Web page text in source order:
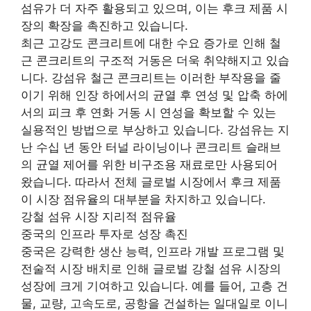
섬유가 더 자주 활용되고 있으며, 이는 후크 제품 시
장의 확장을 촉진하고 있습니다.
최근 고강도 콘크리트에 대한 수요 증가로 인해 철
근 콘크리트의 구조적 거동은 더욱 취약해지고 있습
니다. 강섬유 철근 콘크리트는 이러한 부작용을 줄
이기 위해 인장 하에서의 균열 후 연성 및 압축 하에
서의 피크 후 연화 거동 시 연성을 확보할 수 있는
실용적인 방법으로 부상하고 있습니다. 강섬유는 지
난 수십 년 동안 터널 라이닝이나 콘크리트 슬래브
의 균열 제어를 위한 비구조용 재료로만 사용되어
왔습니다. 따라서 전체 글로벌 시장에서 후크 제품
이 시장 점유율의 대부분을 차지하고 있습니다.
강철 섬유 시장 지리적 점유율
중국의 인프라 투자로 성장 촉진
중국은 강력한 생산 능력, 인프라 개발 프로그램 및
전술적 시장 배치로 인해 글로벌 강철 섬유 시장의
성장에 크게 기여하고 있습니다. 예를 들어, 고층 건
물, 교량, 고속도로, 공항을 건설하는 일대일로 이니